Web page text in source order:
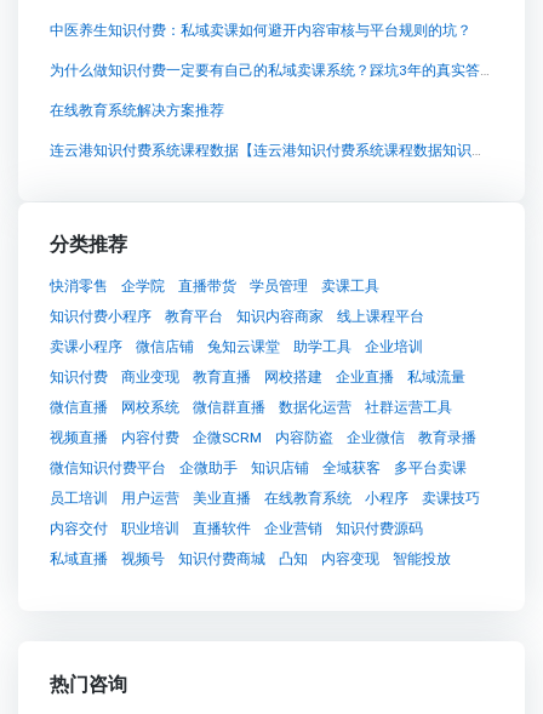
中医养生知识付费：私域卖课如何避开内容审核与平台规则的坑？
为什么做知识付费一定要有自己的私域卖课系统？踩坑3年的真实答案
在线教育系统解决方案推荐
连云港知识付费系统课程数据【连云港知识付费系统课程数据知识付费系统系统怎么制作，知识付费系统搭建使用教程】
分类推荐
快消零售 企学院 直播带货 学员管理
卖课工具
知识付费小程序
教育平台 知识内容商家
线上课程平台
卖课小程序
微信店铺 兔知云课堂 助学工具
企业培训
知识付费
商业变现 教育直播 网校搭建 企业直播
私域流量
微信直播
网校系统 微信群直播 数据化运营
社群运营工具
视频直播
内容付费 企微SCRM 内容防盗 企业微信
教育录播
微信知识付费平台
企微助手 知识店铺 全域获客
多平台卖课
员工培训
用户运营 美业直播 在线教育系统 小程序
卖课技巧
内容交付
职业培训 直播软件 企业营销
知识付费源码
私域直播
视频号 知识付费商城 凸知 内容变现 智能投放
热门咨询